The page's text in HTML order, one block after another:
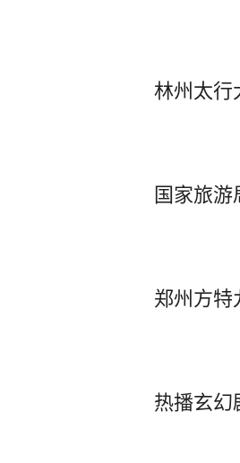
林州太行
国家旅游
郑州方特
热播玄幻